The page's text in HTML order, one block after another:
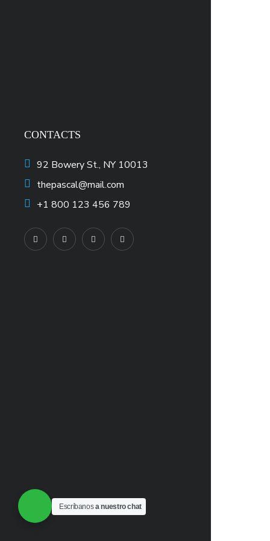
CONTACTS
92 Bowery St., NY 10013
thepascal@mail.com
+1 800 123 456 789
Escríbanosa nuestro chat